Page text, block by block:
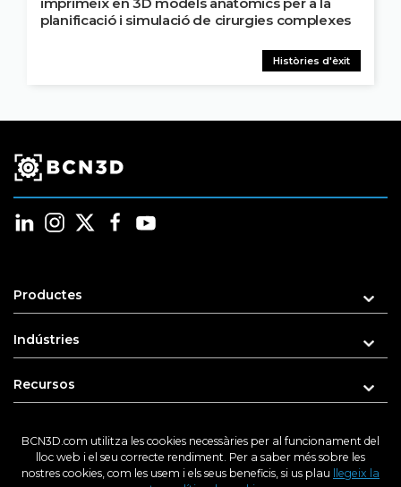
Històries d'èxit
planificació i simulació de cirurgies complexes
Productes
Indústries
Recursos
Sobre nosaltres
BCN3D.com utilitza les cookies necessàries per al funcionament del
lloc web i el seu correcte rendiment. Per a saber més sobre les
nostres cookies, com les usem i els seus beneficis, si us plau
llegeix la